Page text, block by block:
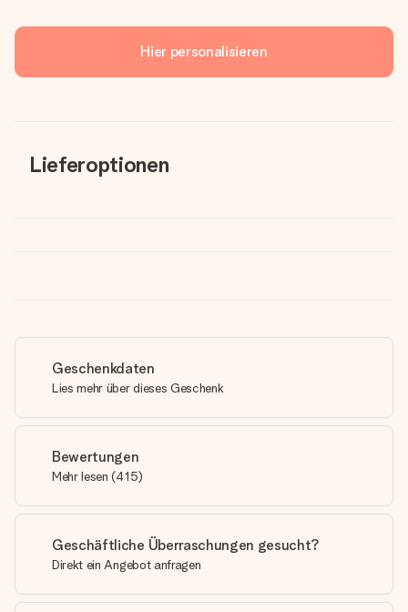
Hier personalisieren
Lieferoptionen
Geschenkdaten
Lies mehr über dieses Geschenk
Bewertungen
Mehr lesen (415)
Geschäftliche Überraschungen gesucht?
Direkt ein Angebot anfragen